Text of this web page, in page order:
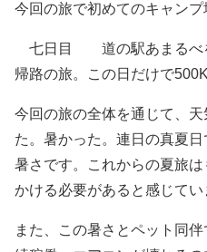
今回の旅で初めてのキャンプ
七日目 道の駅あまるべ
帰路の旅。この日だけで
今回の旅の全体を通じて、
た。暑かった。連日の真夏
暑さです。これからの夏旅
かける必要があると感じてい
また、この暑さとペット同